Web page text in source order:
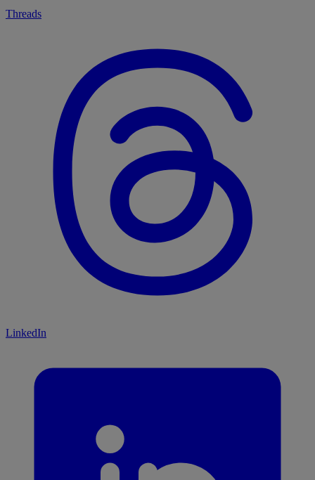
Threads
LinkedIn